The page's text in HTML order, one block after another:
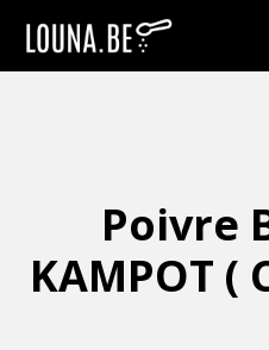
Poivre
KAMPOT (